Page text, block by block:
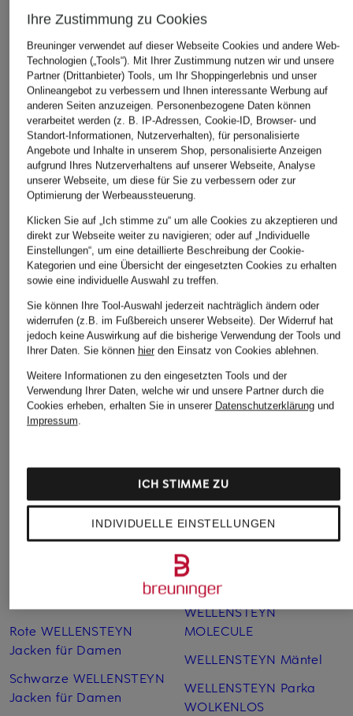
+Aktionsrabatt
No.1 Como
Steppmantel LECH
149,99 €
Bestpreis:127,49 €
Ursprünglich:279,99 €
WELLENSTEYN
Steppmantel
CORDOBA LONG
+Aktionsrabatt
TOMMY HILFIGER
199,99 €
Bestpreis:
Ursprünglich:
329,90 €
Weitere Kategorien
Blaue WELLENSTEYN
Jacken für Herren
Grüne WELLENSTEYN
Rote WELLENSTEYN
Jacken für Damen
Schwarze WELLENSTEYN
Jacken für Damen
WELLENSTEYN Jacken für
Kinder
WELLENSTEYN Jacken
SALE
WELLENSTEYN MOL
WELLENSTEYN
MOLECULE
WELLENSTEYN Mäntel
WELLENSTEYN Parka
WOLKENLOS
Ihre Zustimmung zu Cookies
Breuninger verwendet auf dieser Webseite Cookies und andere Web-
Technologien („Tools“). Mit Ihrer Zustimmung nutzen wir und unsere
Partner (Drittanbieter) Tools, um Ihr Shoppingerlebnis und unser
Onlineangebot zu verbessern und Ihnen interessante Werbung auf
anderen Seiten anzuzeigen. Personenbezogene Daten können
verarbeitet werden (z. B. IP-Adressen, Cookie-ID, Browser- und
Standort-Informationen, Nutzerverhalten), für personalisierte
Angebote und Inhalte in unserem Shop, personalisierte Anzeigen
aufgrund Ihres Nutzerverhaltens auf unserer Webseite, Analyse
unserer Webseite, um diese für Sie zu verbessern oder zur
Optimierung der Werbeaussteuerung.
Klicken Sie auf „Ich stimme zu“ um alle Cookies zu akzeptieren und
direkt zur Webseite weiter zu navigieren; oder auf „Individuelle
Einstellungen“, um eine detaillierte Beschreibung der Cookie-
Kategorien und eine Übersicht der eingesetzten Cookies zu erhalten
sowie eine individuelle Auswahl zu treffen.
Sie können Ihre Tool-Auswahl jederzeit nachträglich ändern oder
widerrufen (z.B. im Fußbereich unserer Webseite). Der Widerruf hat
jedoch keine Auswirkung auf die bisherige Verwendung der Tools und
Ihrer Daten. Sie können hierden Einsatz von Cookies ablehnen.
Weitere Informationen zu den eingesetzten Tools und der
Verwendung Ihrer Daten, welche wir und unsere Partner durch die
Cookies erheben, erhalten Sie in unserer Datenschutzerklärungund
Impressum.
INDIVIDUELLE EINSTELLUNGEN
ICH STIMME ZU